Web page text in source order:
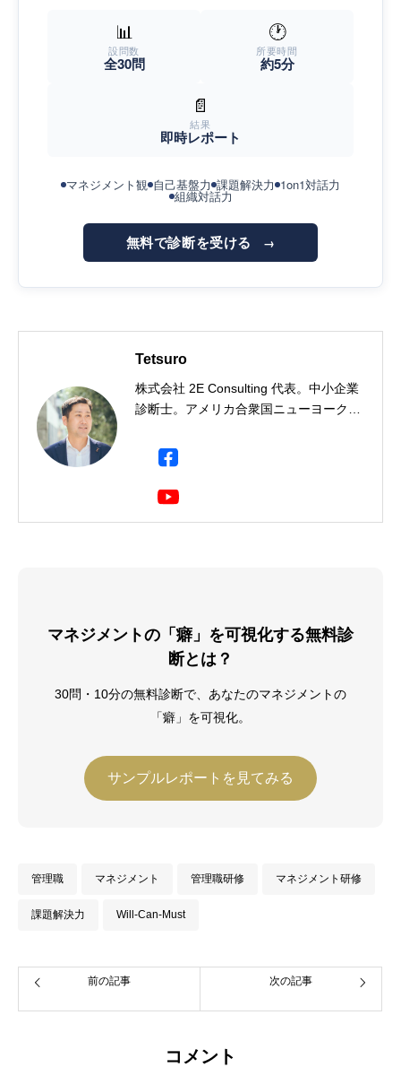
📊
設問数
全30問
🕐
所要時間
約5分
📄
結果
即時レポート
マネジメント観 自己基盤力 課題解決力 1on1対話力
組織対話力
無料で診断を受ける →
Tetsuro
株式会社 2E Consulting 代表。中小企業
診断士。アメリカ合衆国ニューヨーク州
て製鉄用石炭・鉄鉱石のトレーディン
グ・事業開発・投資事業に携わり、イン
ド・ドイツ・シンガポールに9年間駐
修了（2019年）。その後、独立し、中小
企業診断士として数多くの企業経営の現
マネジメントの「癖」を可視化する無料診
断とは？
30問・10分の無料診断で、あなたのマネジメントの
「癖」を可視化。
サンプルレポートを見てみる
管理職 マネジメント 管理職研修 マネジメント研修
課題解決力 Will-Can-Must
前の記事 次の記事
コメント